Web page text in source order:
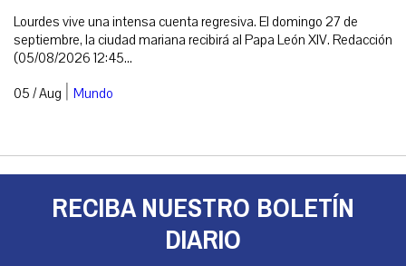
Lourdes vive una intensa cuenta regresiva. El domingo 27 de
septiembre, la ciudad mariana recibirá al Papa León XIV. Redacción
(05/08/2026 12:45...
05 / Aug | Mundo
RECIBA NUESTRO BOLETÍN
DIARIO